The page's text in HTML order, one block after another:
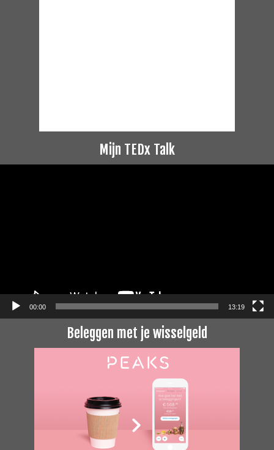
Mijn TEDx Talk
00:00 13:19
Beleggen met je wisselgeld